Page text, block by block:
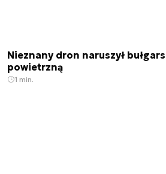
Nieznany dron naruszył
powietrzną
1 min.